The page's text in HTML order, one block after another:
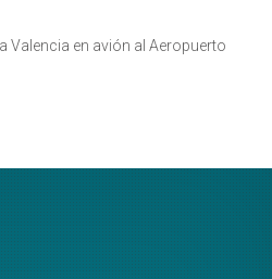
Valencia en avión al Aeropuerto